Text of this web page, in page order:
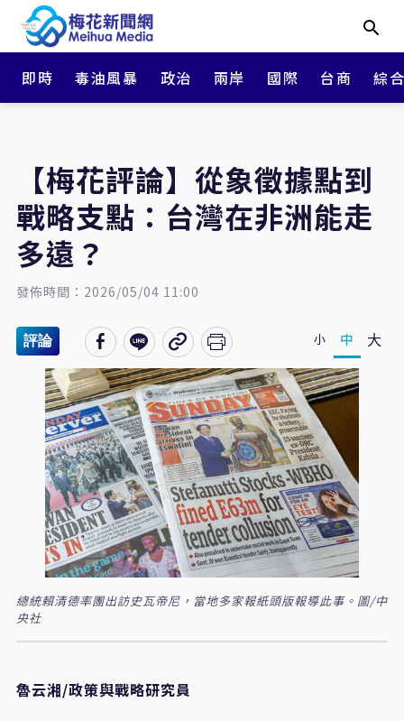
即時 毒油風暴 政治 兩岸 國際 台商 綜
【梅花評論】從象徵據點到
戰略支點：台灣在非洲能走
多遠？
發佈時間：2026/05/04 11:00
評論 小 中 大
總統賴清德率團出訪史瓦帝尼，當地多家報紙頭版報導此事。圖/中
央社
魯云湘/政策與戰略研究員